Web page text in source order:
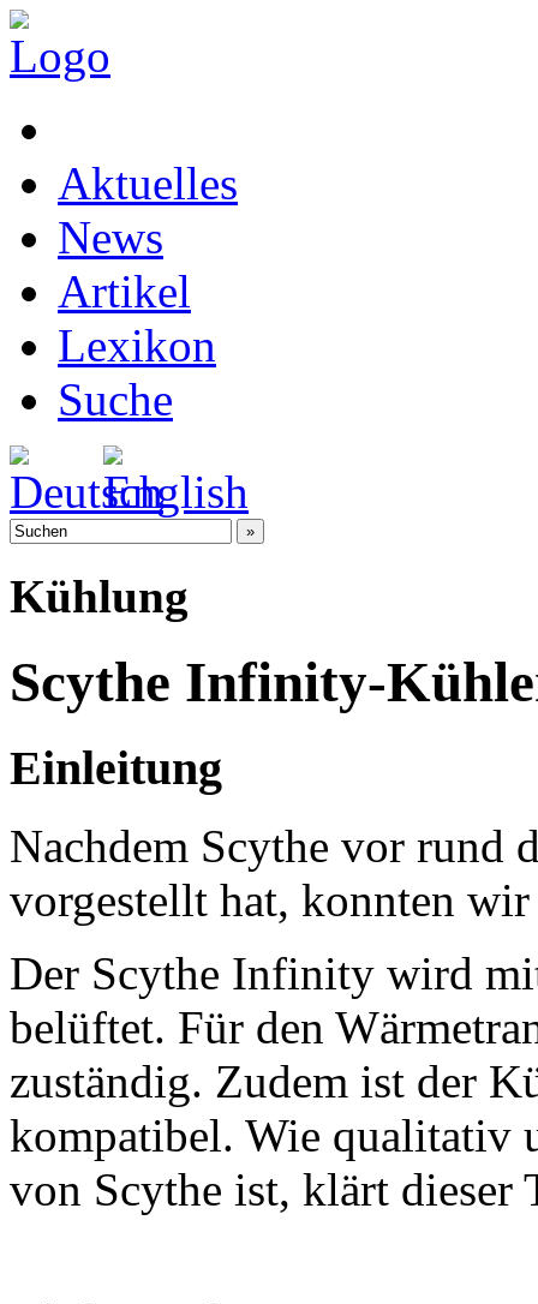
Aktuelles
News
Artikel
Lexikon
Suche
Kühlung
Scythe Infinity-
Einleitung
Nachdem Scythe vor
vorgestellt hat, konnten wir
Der Scythe Infinity wird
belüftet. Für den
zuständig. Zudem ist der
kompatibel. Wie qualitativ
von Scythe ist, klärt dieser